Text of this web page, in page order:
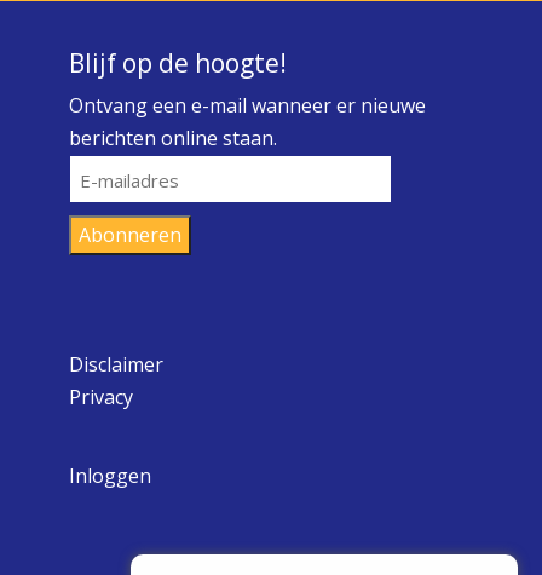
Blijf op de hoogte!
Ontvang een e-mail wanneer er nieuwe
berichten online staan.
E-
mailadres
Abonneren
Disclaimer
Privacy
Inloggen